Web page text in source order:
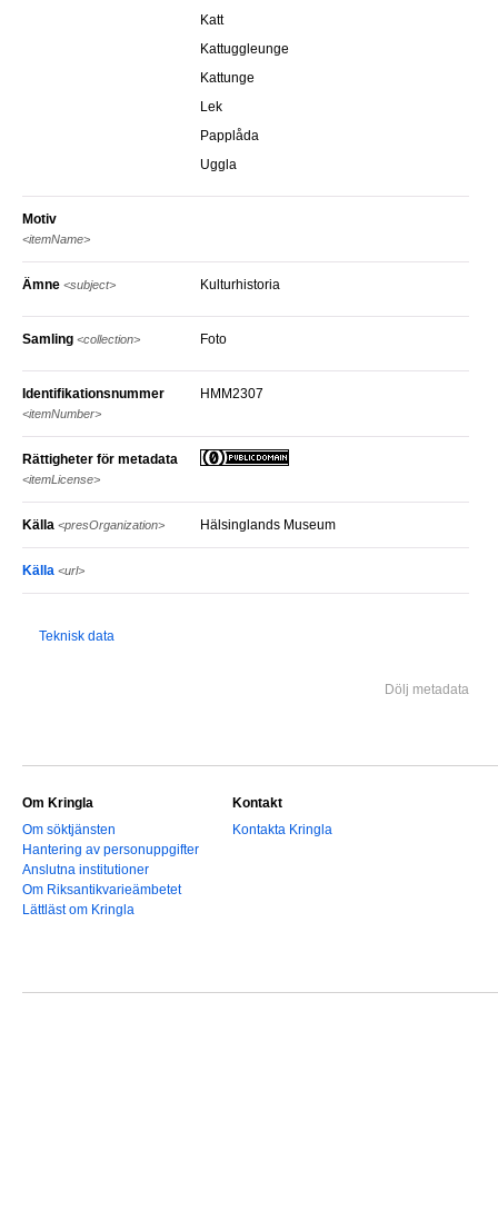
Katt
Kattuggleunge
Kattunge
Lek
Papplåda
Uggla
Motiv
<itemName>
Ämne <subject> Kulturhistoria
Samling <collection> Foto
Identifikationsnummer
<itemNumber>
HMM2307
Rättigheter för metadata
<itemLicense>
Källa <presOrganization> Hälsinglands Museum
Källa <url>
Teknisk data
Dölj metadata
Om Kringla
Om söktjänsten
Hantering av personuppgifter
Anslutna institutioner
Om Riksantikvarieämbetet
Lättläst om Kringla
Kontakt
Kontakta Kringla